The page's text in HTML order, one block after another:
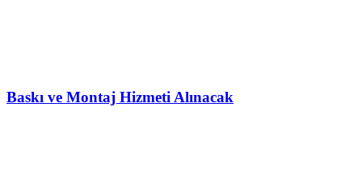
Baskı ve Montaj Hizmeti Alınacak